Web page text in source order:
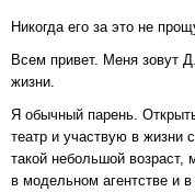
Никогда его за это не
Всем привет. Меня зовут
жизни.
Я обычный парень.
театр и участвую в жизни
такой небольшой возраст,
в модельном агентстве и